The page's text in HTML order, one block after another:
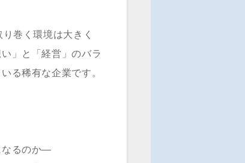
巻く環境は大きく
」と「経営」のバラ
る稀有な企業です。
なるのか―